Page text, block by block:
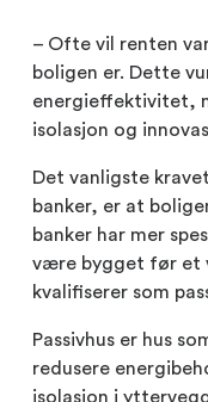
– Ofte vil renten
boligen er. Dette
energieffektivitet,
isolasjon og
Det vanligste
banker, er at
banker har mer
være bygget før et
kvalifiserer som
Passivhus er hus
redusere
isolasjon i